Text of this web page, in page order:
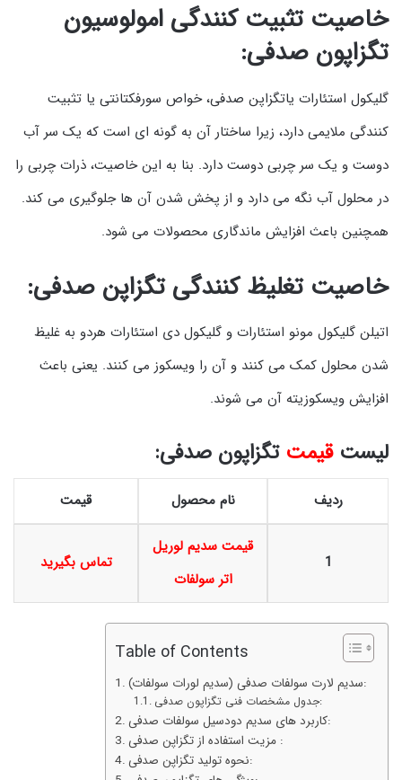
خاصیت تثبیت کنندگی امولوسیون
تگزاپون صدفی:
گلیکول استئارات یاتگزاپن صدفی، خواص سورفکتانتی یا تثبیت
کنندگی ملایمی دارد، زیرا ساختار آن به گونه ای است که یک سر آب
دوست و یک سر چربی دوست دارد. بنا به این خاصیت، ذرات چربی را
در محلول آب نگه می دارد و از پخش شدن آن ها جلوگیری می کند.
همچنین باعث افزایش ماندگاری محصولات می شود.
خاصیت تغلیظ کنندگی تگزاپن صدفی:
اتیلن گلیکول مونو استئارات و گلیکول دی استئارات هردو به غلیظ
شدن محلول کمک می کنند و آن را ویسکوز می کنند. یعنی باعث
افزایش ویسکوزیته آن می شوند.
لیستقیمت تگزاپون صدفی:
ردیف نام محصول قیمت
1
قیمت سدیم لوریل
اتر سولفات
تماس بگیرید
Table of Contents
سدیم لارت سولفات صدفی (سدیم لورات سولفات):
جدول مشخصات فنی تگزاپون صدفی:
کاربرد های سدیم دودسیل سولفات صدفی:
مزیت استفاده از تگزاپن صدفی :
نحوه تولید تگزاپن صدفی: